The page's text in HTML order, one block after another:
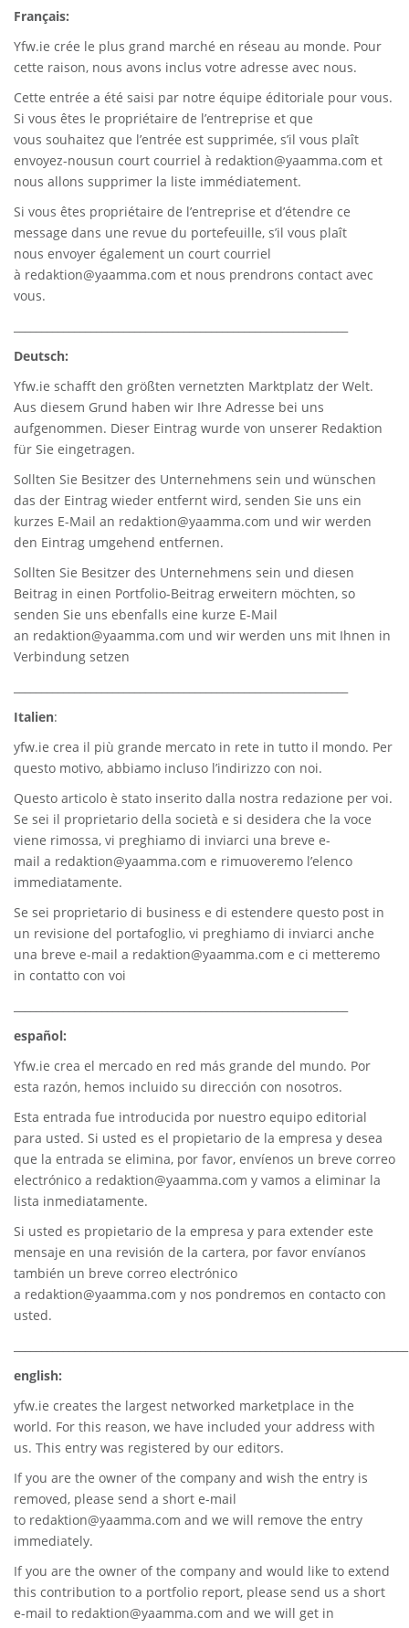
Français:
Yfw.ie crée le plus grand marché en réseau au monde. Pour
cette raison, nous avons inclus votre adresse avec nous.
Cette entrée a été saisi par notre équipe éditoriale pour vous.
Si vous êtes le propriétaire de l’entreprise et que
vous souhaitez que l’entrée est supprimée, s’il vous plaît
envoyez-nousun court courriel à redaktion@yaamma.com et
nous allons supprimer la liste immédiatement.
Si vous êtes propriétaire de l’entreprise et d’étendre ce
message dans une revue du portefeuille, s’il vous plaît
nous envoyer également un court courriel
à redaktion@yaamma.com et nous prendrons contact avec
vous.
Deutsch:
Yfw.ie schafft den größten vernetzten Marktplatz der Welt.
Aus diesem Grund haben wir Ihre Adresse bei uns
aufgenommen. Dieser Eintrag wurde von unserer Redaktion
für Sie eingetragen.
Sollten Sie Besitzer des Unternehmens sein und wünschen
das der Eintrag wieder entfernt wird, senden Sie uns ein
kurzes E-Mail an redaktion@yaamma.com und wir werden
den Eintrag umgehend entfernen.
Sollten Sie Besitzer des Unternehmens sein und diesen
Beitrag in einen Portfolio-Beitrag erweitern möchten, so
senden Sie uns ebenfalls eine kurze E-Mail
an redaktion@yaamma.com und wir werden uns mit Ihnen in
Verbindung setzen
Italien:
yfw.ie crea il più grande mercato in rete in tutto il mondo. Per
questo motivo, abbiamo incluso l’indirizzo con noi.
Questo articolo è stato inserito dalla nostra redazione per voi.
Se sei il proprietario della società e si desidera che la voce
viene rimossa, vi preghiamo di inviarci una breve e-
mail a redaktion@yaamma.com e rimuoveremo l’elenco
immediatamente.
Se sei proprietario di business e di estendere questo post in
un revisione del portafoglio, vi preghiamo di inviarci anche
una breve e-mail a redaktion@yaamma.com e ci metteremo
in contatto con voi
español:
Yfw.ie crea el mercado en red más grande del mundo. Por
esta razón, hemos incluido su dirección con nosotros.
Esta entrada fue introducida por nuestro equipo editorial
para usted. Si usted es el propietario de la empresa y desea
que la entrada se elimina, por favor, envíenos un breve correo
electrónico a redaktion@yaamma.com y vamos a eliminar la
lista inmediatamente.
Si usted es propietario de la empresa y para extender este
mensaje en una revisión de la cartera, por favor envíanos
también un breve correo electrónico
a redaktion@yaamma.com y nos pondremos en contacto con
usted.
english:
yfw.ie creates the largest networked marketplace in the
world. For this reason, we have included your address with
us. This entry was registered by our editors.
If you are the owner of the company and wish the entry is
removed, please send a short e-mail
to redaktion@yaamma.com and we will remove the entry
immediately.
If you are the owner of the company and would like to extend
this contribution to a portfolio report, please send us a short
e-mail to redaktion@yaamma.com and we will get in